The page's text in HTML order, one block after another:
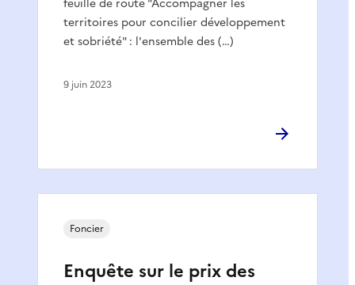
territoires pour concilier développement
et sobriété" : l'ensemble des (…)
9 juin 2023
Enquête sur le prix des
Foncier